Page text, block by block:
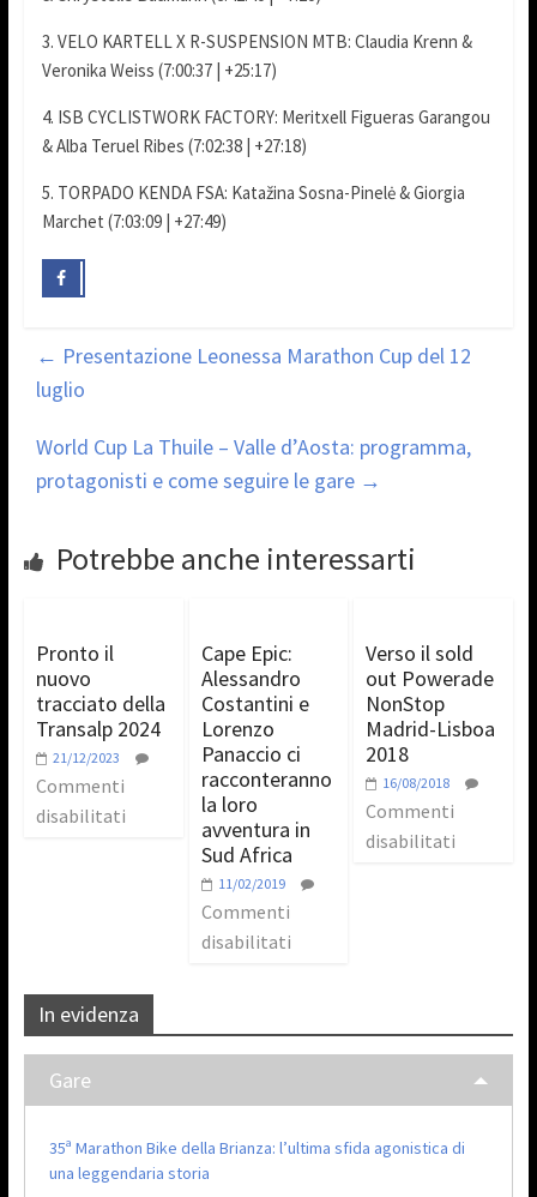
3. VELO KARTELL X R-SUSPENSION MTB: Claudia Krenn &
Veronika Weiss (7:00:37 | +25:17)
4. ISB CYCLISTWORK FACTORY: Meritxell Figueras Garangou
& Alba Teruel Ribes (7:02:38 | +27:18)
5. TORPADO KENDA FSA: Katažina Sosna-Pinelė & Giorgia
Marchet (7:03:09 | +27:49)
← Presentazione Leonessa Marathon Cup del 12
luglio
World Cup La Thuile – Valle d’Aosta: programma,
protagonisti e come seguire le gare →
Potrebbe anche interessarti
Pronto il
nuovo
tracciato della
Transalp 2024
21/12/2023
Commenti
disabilitati
Cape Epic:
Alessandro
Costantini e
Lorenzo
Panaccio ci
racconteranno
la loro
avventura in
Sud Africa
11/02/2019
Commenti
disabilitati
Verso il sold
out Powerade
NonStop
Madrid-Lisboa
2018
16/08/2018
Commenti
disabilitati
In evidenza
Gare
35ª Marathon Bike della Brianza: l’ultima sfida agonistica di
una leggendaria storia